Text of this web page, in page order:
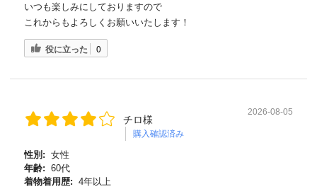
いつも楽しみにしておりますので
これからもよろしくお願いいたします！
役に立った 0
チロ様
購入確認済み
2026-08-05
性別: 女性
年齢: 60代
着物着用歴: 4年以上